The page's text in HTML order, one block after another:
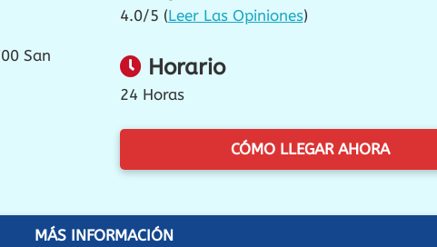
San
4.0/5 (Leer Las Opiniones)
Horario
24 Horas
CÓMO LLEGAR AHORA
MÁS INFORMACIÓN